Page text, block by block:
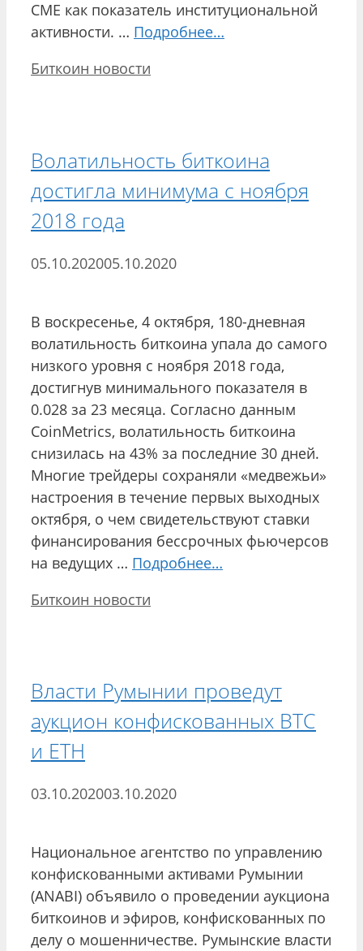
CME как показатель институциональной
активности. … Подробнее…
Рубрики
Биткоин новости
Волатильность биткоина
достигла минимума с ноября
2018 года
05.10.202005.10.2020
В воскресенье, 4 октября, 180-дневная
волатильность биткоина упала до самого
низкого уровня с ноября 2018 года,
достигнув минимального показателя в
0.028 за 23 месяца. Согласно данным
CoinMetrics, волатильность биткоина
снизилась на 43% за последние 30 дней.
Многие трейдеры сохраняли «медвежьи»
настроения в течение первых выходных
октября, о чем свидетельствуют ставки
финансирования бессрочных фьючерсов
на ведущих … Подробнее…
Рубрики
Биткоин новости
Власти Румынии проведут
аукцион конфискованных BTC
и ETH
03.10.202003.10.2020
Национальное агентство по управлению
конфискованными активами Румынии
(ANABI) объявило о проведении аукциона
биткоинов и эфиров, конфискованных по
делу о мошенничестве. Румынские власти